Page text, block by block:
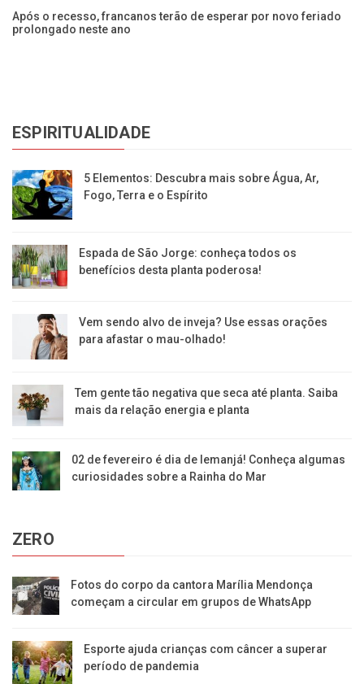
Após o recesso, francanos terão de esperar por novo feriado
prolongado neste ano
ESPIRITUALIDADE
5 Elementos: Descubra mais sobre Água, Ar,
Fogo, Terra e o Espírito
Espada de São Jorge: conheça todos os
benefícios desta planta poderosa!
Vem sendo alvo de inveja? Use essas orações
para afastar o mau-olhado!
Tem gente tão negativa que seca até planta. Saiba
mais da relação energia e planta
02 de fevereiro é dia de Iemanjá! Conheça algumas
curiosidades sobre a Rainha do Mar
ZERO
Fotos do corpo da cantora Marília Mendonça
começam a circular em grupos de WhatsApp
Esporte ajuda crianças com câncer a superar
período de pandemia